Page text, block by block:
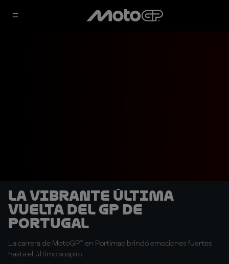
La vibrante última
vuelta del GP de
Portugal
La carrera de MotoGP™ en Portimao brindó emociones fuertes
hasta el último suspiro